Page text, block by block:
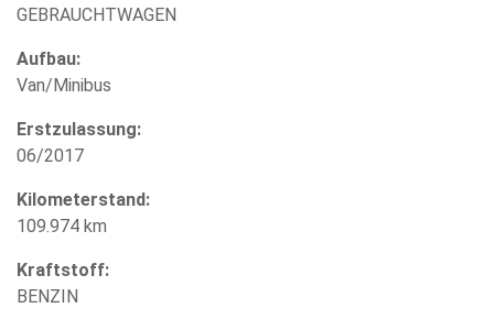
GEBRAUCHTWAGEN
Aufbau:
Van/Minibus
Erstzulassung:
06/2017
Kilometerstand:
109.974 km
Kraftstoff:
BENZIN